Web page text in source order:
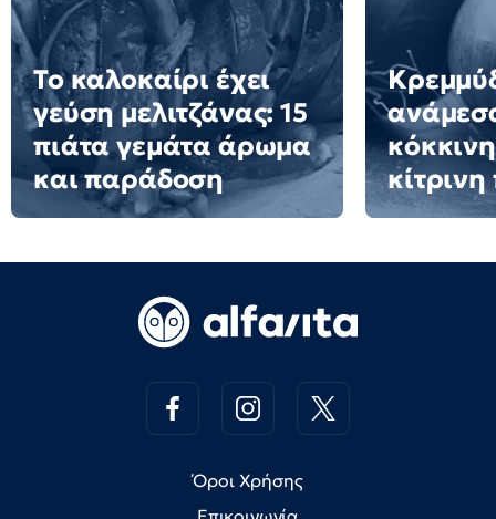
Το καλοκαίρι έχει
γεύση μελιτζάνας: 15
πιάτα γεμάτα άρωμα
και παράδοση
κίτρινη
Όροι Χρήσης